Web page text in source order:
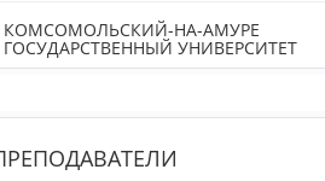
КОМСОМОЛЬСКИЙ-НА-АМУРЕ
ГОСУДАРСТВЕННЫЙ УНИВЕРСИТЕТ